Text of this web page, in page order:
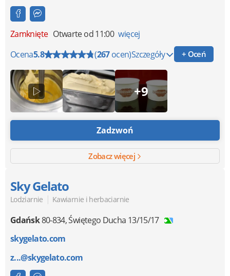
Zamknięte Otwarte od 11:00 więcej
Ocena5.8 (267ocen)Szczegóły + Oceń
+9
Zadzwoń
Zobacz więcej
Sky Gelato
Lodziarnie | Kawiarnie i herbaciarnie
Gdańsk80-834,Świętego Ducha 13/15/17
skygelato.com
z...@skygelato.com